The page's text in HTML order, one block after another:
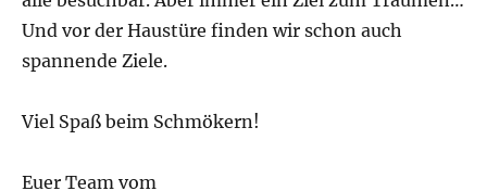
Und vor der Haustüre finden wir schon auch
spannende Ziele.
Viel Spaß beim Schmökern!
Euer Team vom